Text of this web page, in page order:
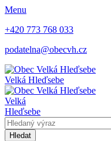
Menu
+420 773 768 033
podatelna@obecvh.cz
Velká Hleďsebe
Velká
Hleďsebe
Hledat